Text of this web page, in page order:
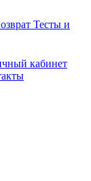
Тесты и
кабинет